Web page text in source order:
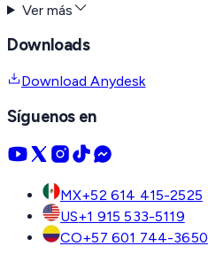
Ver más
Downloads
Download Anydesk
Síguenos en
MX+52 614 415-2525
US+1 915 533-5119
CO+57 601 744-3650